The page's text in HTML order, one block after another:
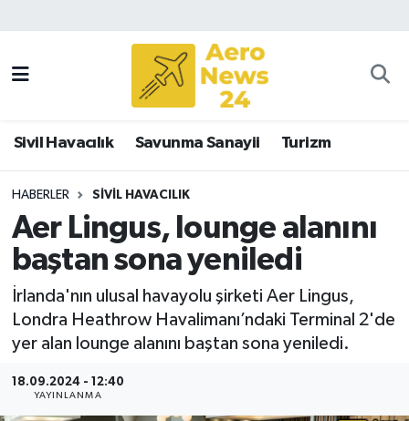
Sivil Havacılık Savunma Sanayii Turizm
HABERLER SIVIL HAVACILIK
Aer Lingus, lounge alanını
baştan sona yeniledi
İrlanda'nın ulusal havayolu şirketi Aer Lingus,
Londra Heathrow Havalimanı’ndaki Terminal 2'de
yer alan lounge alanını baştan sona yeniledi.
18.09.2024 - 12:40
YAYINLANMA